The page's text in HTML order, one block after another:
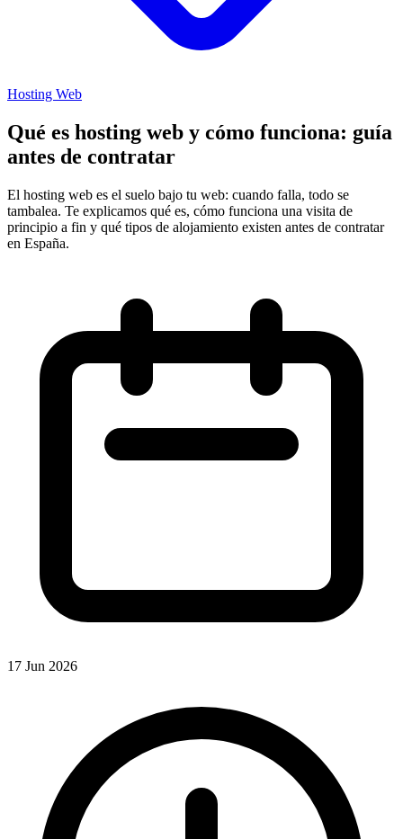
Hosting Web
Qué es hosting web y cómo funciona: guía
antes de contratar
El hosting web es el suelo bajo tu web: cuando falla, todo se
tambalea. Te explicamos qué es, cómo funciona una visita de
principio a fin y qué tipos de alojamiento existen antes de contratar
en España.
17 Jun 2026